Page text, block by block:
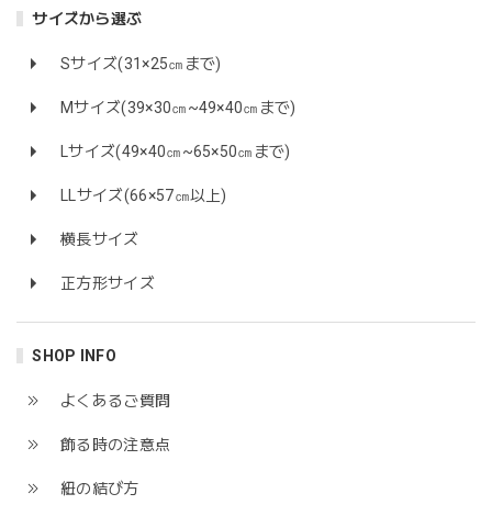
サイズから選ぶ
Sサイズ(31×25㎝まで)
Mサイズ(39×30㎝~49×40㎝まで)
Lサイズ(49×40㎝~65×50㎝まで)
LLサイズ(66×57㎝以上)
横長サイズ
正方形サイズ
SHOP INFO
よくあるご質問
飾る時の注意点
紐の結び方